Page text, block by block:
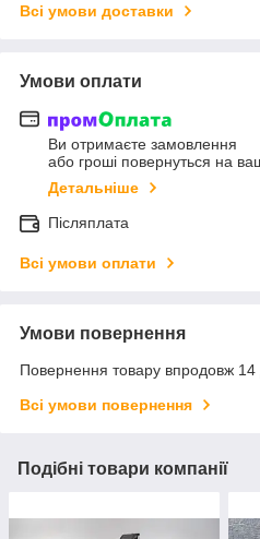
Всі умови доставки
Умови оплати
Ви отримаєте замовлення
або гроші повернуться на
Детальніше
Післяплата
Всі умови оплати
Умови повернення
Повернення товару впродовж 14
Всі умови повернення
Подібні товари компанії